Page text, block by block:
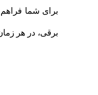
برای شما
برقی، در هر